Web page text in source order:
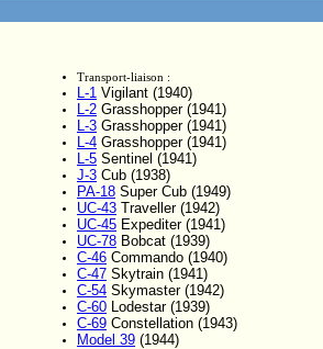
Transport-liaison :
L-1 Vigilant (1940)
L-2 Grasshopper (1941)
L-3 Grasshopper (1941)
L-4 Grasshopper (1941)
L-5 Sentinel (1941)
J-3 Cub (1938)
PA-18 Super Cub (1949)
UC-43 Traveller (1942)
UC-45 Expediter (1941)
UC-78 Bobcat (1939)
C-46 Commando (1940)
C-47 Skytrain (1941)
C-54 Skymaster (1942)
C-60 Lodestar (1939)
C-69 Constellation (1943)
Model 39 (1944)